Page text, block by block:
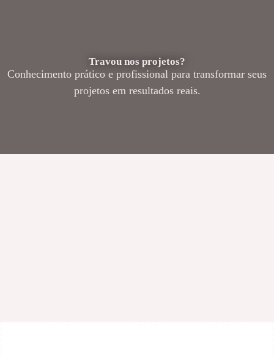
Travou nos projetos?
Conhecimento prático e profissional para transformar seus
projetos em resultados reais.